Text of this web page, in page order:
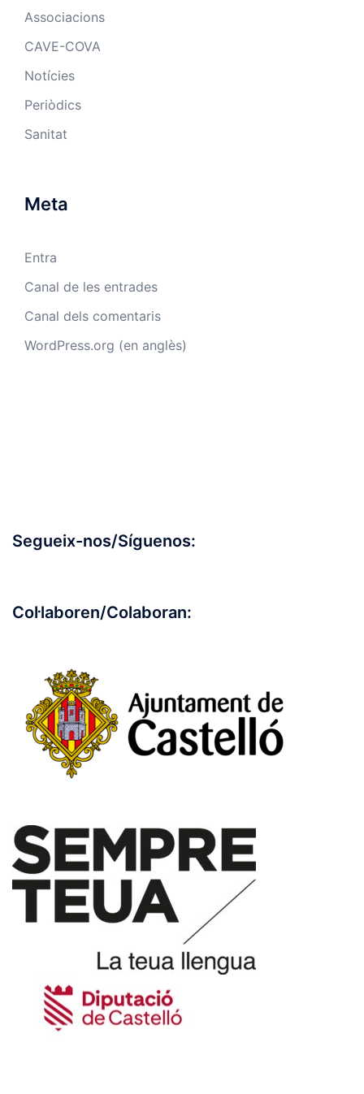
Associacions
CAVE-COVA
Notícies
Periòdics
Sanitat
Meta
Entra
Canal de les entrades
Canal dels comentaris
WordPress.org (en anglès)
Segueix-nos/Síguenos:
Col·laboren/Colaboran: